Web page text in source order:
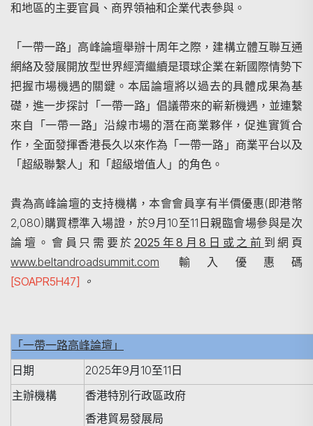
和地區的主要官員、商界領袖和企業代表參與。
「一帶一路」高峰論壇舉辦十周年之際，建構立體互聯互通
網絡及發展開放型世界經濟繼續是環球企業在新國際情勢下
把握市場機遇的關鍵。本屆論壇將以過去的具體成果為基
礎，進一步探討「一帶一路」倡議帶來的嶄新機遇，並連繫
來自「一帶一路」沿線市場的潛在商業夥伴，促進實質合
作，全面發揮香港長久以來作為「一帶一路」商業平台以及
「超級聯繫人」和「超級增值人」的角色。
貴為高峰論壇的支持機構，本會會員享有半價優惠(即港幤
2,080)購買標準入場證，於9月10至11日親臨會場參與是次
論壇。會員只需要於 2025年8月8日或之前 到網頁
www.beltandroadsummit.com 輸入優惠碼
[SOAPR5H47]
。
「一帶一路高峰論壇」
日期
2025年9月10至11日
主辦機構
香港特別行政區政府
香港貿易發展局